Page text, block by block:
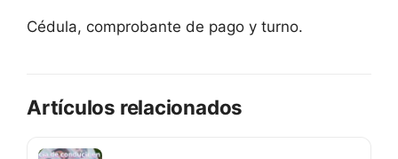
Cédula, comprobante de pago y turno.
Artículos relacionados